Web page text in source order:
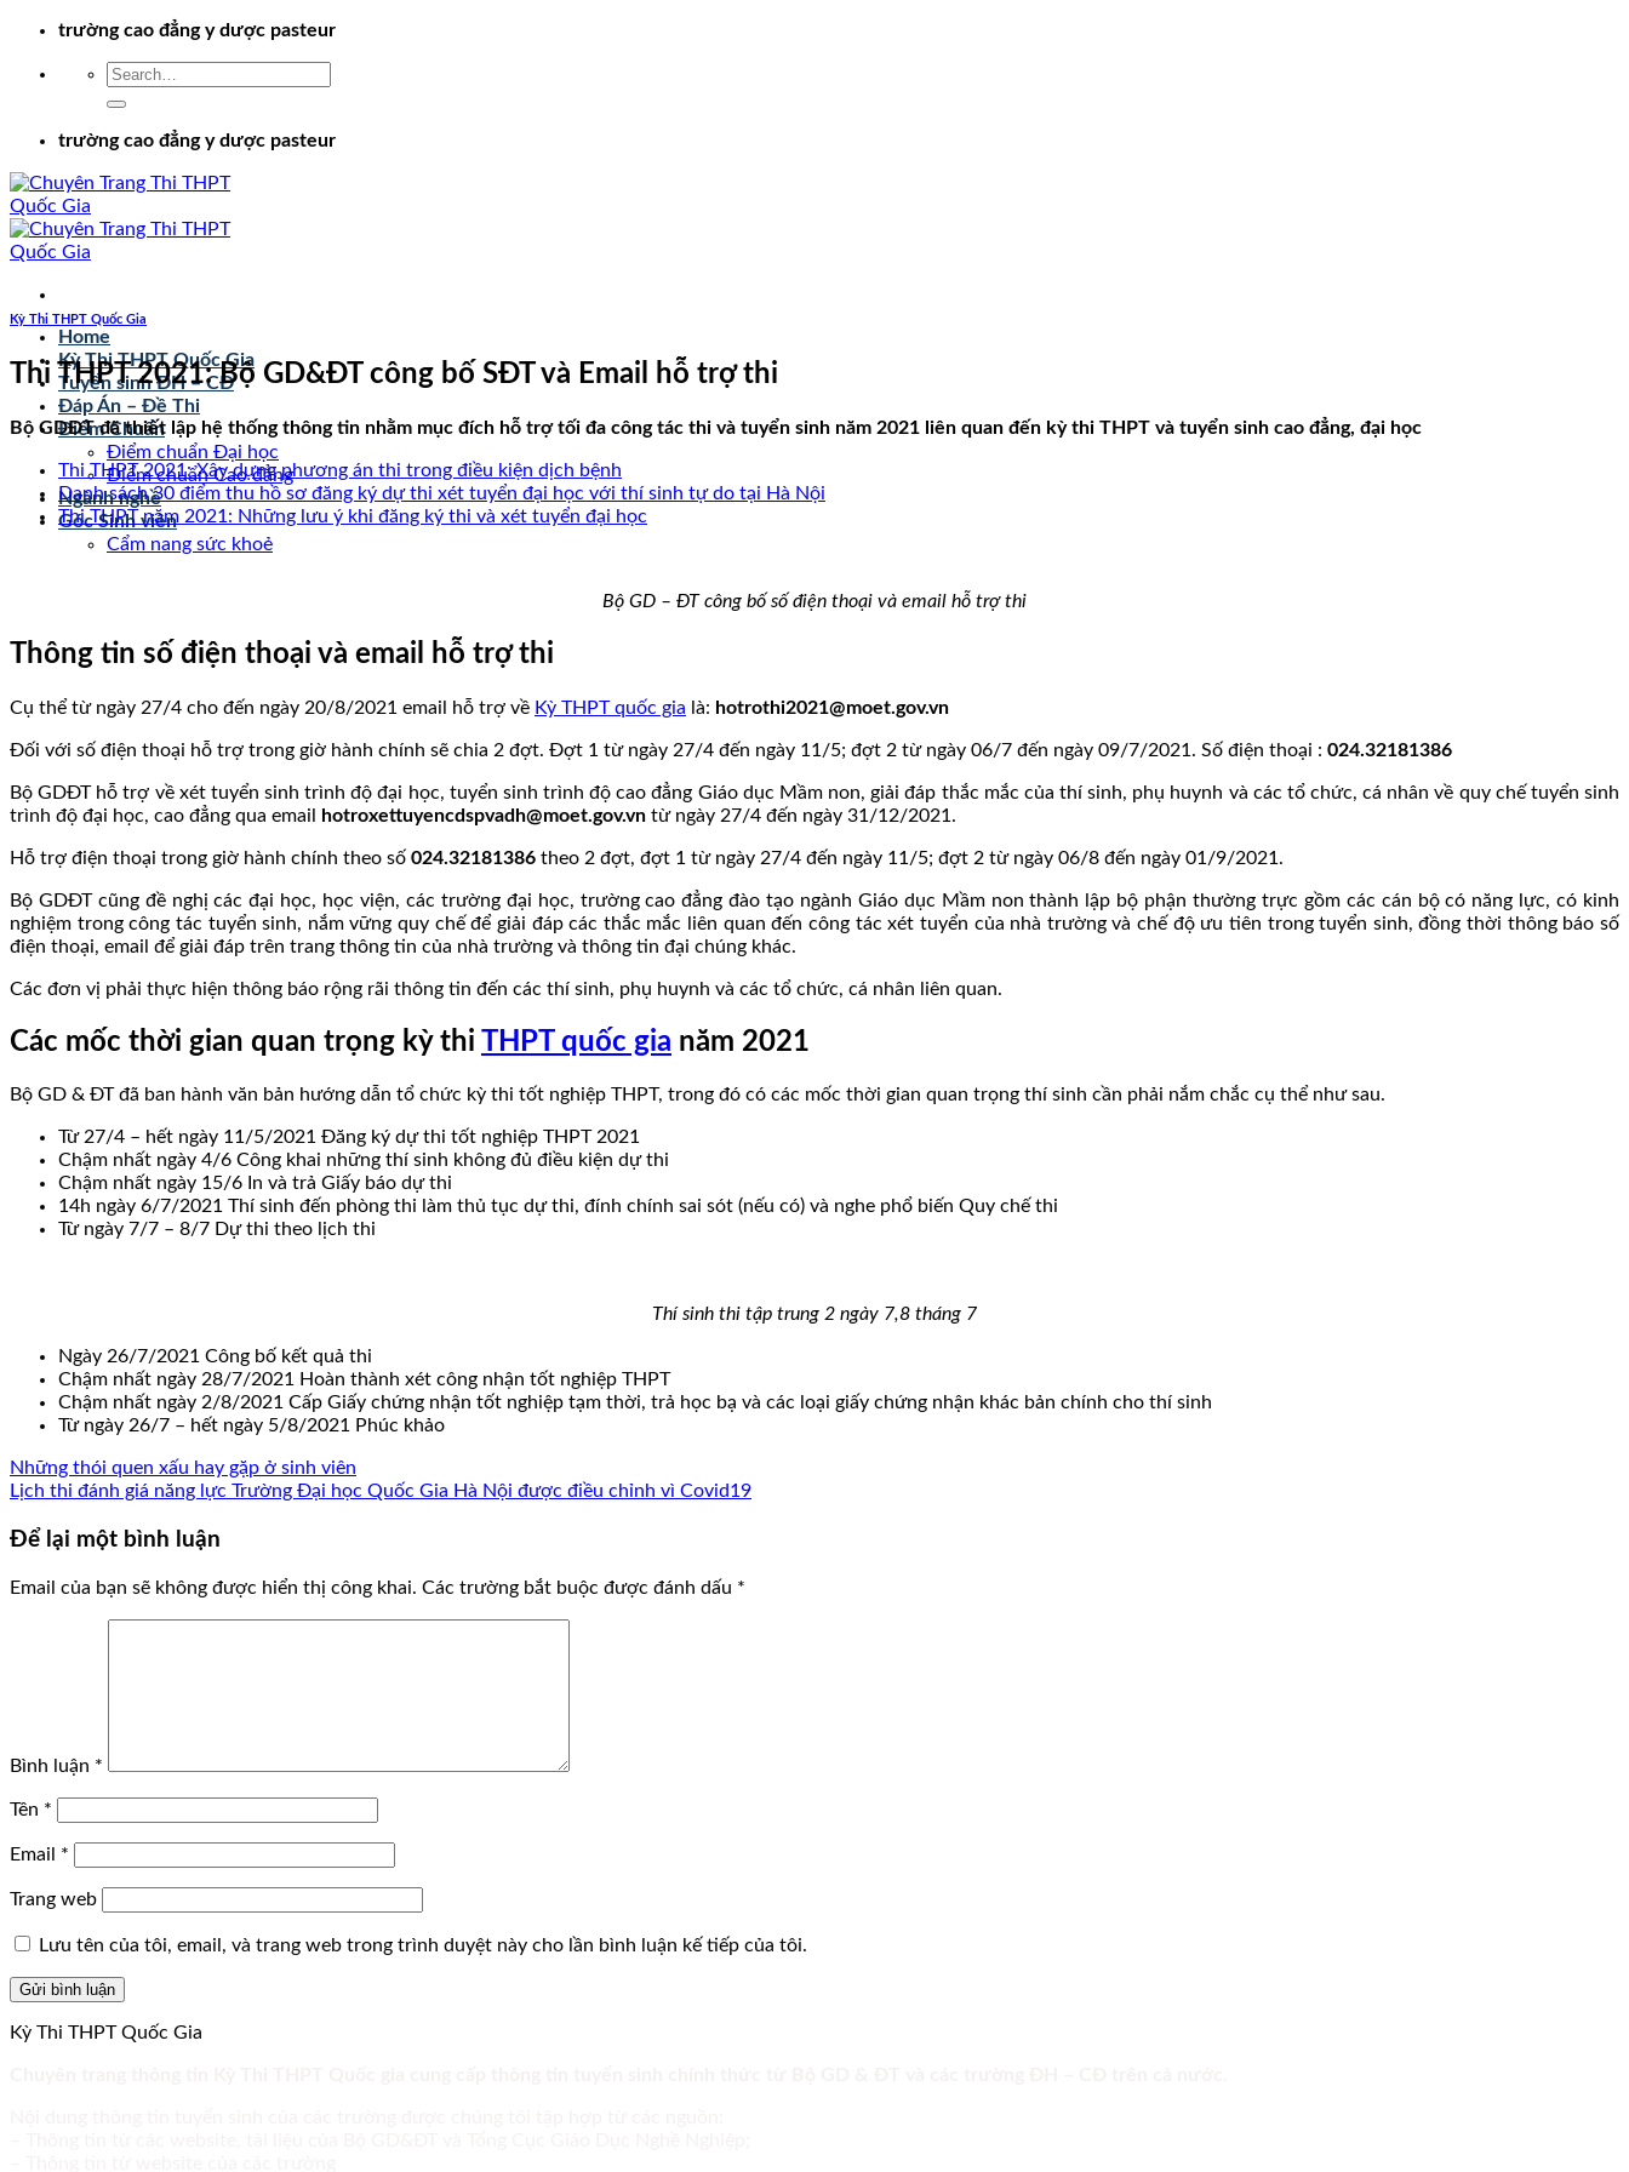
Chuyểntrường cao đẳng y dược pasteur
trường cao đẳng y dược pasteur
Home
Kỳ Thi THPT Quốc Gia
Tuyển sinh ĐH – CĐ
Đáp Án – Đề Thi
Điểm Chuẩn
Điểm chuẩn Đại học
Điểm chuẩn Cao đẳng
Ngành nghề
Góc Sinh viên
Cẩm nang sức khoẻ
Kỳ Thi THPT Quốc Gia
Thi THPT 2021: Bộ GD&ĐT công bố SĐT và Email hỗ trợ thi
Bộ GDĐT đã thiết lập hệ thống thông tin nhằm mục đích hỗ trợ tối đa công tác thi và tuyển sinh năm 2021 liên quan đến kỳ thi THPT và tuyển sinh cao đẳng, đại học
Thi THPT 2021: Xây dựng phương án thi trong điều kiện dịch bệnh
Danh sách 30 điểm thu hồ sơ đăng ký dự thi xét tuyển đại học với thí sinh tự do tại Hà Nội
Thi THPT năm 2021: Những lưu ý khi đăng ký thi và xét tuyển đại học
Bộ GD – ĐT công bố số điện thoại và email hỗ trợ thi
Thông tin số điện thoại và email hỗ trợ thi
Cụ thể từ ngày 27/4 cho đến ngày 20/8/2021 email hỗ trợ về Kỳ THPT quốc gia là: hotrothi2021@moet.gov.vn
Đối với số điện thoại hỗ trợ trong giờ hành chính sẽ chia 2 đợt. Đợt 1 từ ngày 27/4 đến ngày 11/5; đợt 2 từ ngày 06/7 đến ngày 09/7/2021. Số điện thoại : 024.32181386
Bộ GDĐT hỗ trợ về xét tuyển sinh trình độ đại học, tuyển sinh trình độ cao đẳng Giáo dục Mầm non, giải đáp thắc mắc của thí sinh, phụ huynh và các tổ chức, cá nhân về quy chế tuyển sinh
trình độ đại học, cao đẳng qua email
hotroxettuyencdspvadh@moet.gov.vn từ ngày 27/4 đến ngày 31/12/2021.
Hỗ trợ điện thoại trong giờ hành chính theo số 024.32181386 theo 2 đợt, đợt 1 từ ngày 27/4 đến ngày 11/5; đợt 2 từ ngày 06/8 đến ngày 01/9/2021.
Bộ GDĐT cũng đề nghị các đại học, học viện, các trường đại học, trường cao đẳng đào tạo ngành Giáo dục Mầm non thành lập bộ phận thường trực gồm các cán bộ có năng lực, có kinh
nghiệm trong công tác tuyển sinh, nắm vững quy chế để giải đáp các thắc mắc liên quan đến công tác xét tuyển của nhà trường và chế độ ưu tiên trong tuyển sinh, đồng thời thông báo số
điện thoại, email để giải đáp trên trang thông tin của nhà trường và thông tin đại chúng khác.
Các đơn vị phải thực hiện thông báo rộng rãi thông tin đến các thí sinh, phụ huynh và các tổ chức, cá nhân liên quan.
Các mốc thời gian quan trọng kỳ thi THPT quốc gia năm 2021
Bộ GD & ĐT đã ban hành văn bản hướng dẫn tổ chức kỳ thi tốt nghiệp THPT, trong đó có các mốc thời gian quan trọng thí sinh cần phải nắm chắc cụ thể như sau.
Từ 27/4 – hết ngày 11/5/2021 Đăng ký dự thi tốt nghiệp THPT 2021
Chậm nhất ngày 4/6 Công khai những thí sinh không đủ điều kiện dự thi
Chậm nhất ngày 15/6 In và trả Giấy báo dự thi
14h ngày 6/7/2021 Thí sinh đến phòng thi làm thủ tục dự thi, đính chính sai sót (nếu có) và nghe phổ biến Quy chế thi
Từ ngày 7/7 – 8/7 Dự thi theo lịch thi
Thí sinh thi tập trung 2 ngày 7,8 tháng 7
Ngày 26/7/2021 Công bố kết quả thi
Chậm nhất ngày 28/7/2021 Hoàn thành xét công nhận tốt nghiệp THPT
Chậm nhất ngày 2/8/2021 Cấp Giấy chứng nhận tốt nghiệp tạm thời, trả học bạ và các loại giấy chứng nhận khác bản chính cho thí sinh
Từ ngày 26/7 – hết ngày 5/8/2021 Phúc khảo
Những thói quen xấu hay gặp ở sinh viên
Lịch thi đánh giá năng lực Trường Đại học Quốc Gia Hà Nội được điều chỉnh vì Covid19
Để lại một bình luận
Email của bạn sẽ không được hiển thị công khai. Các trường bắt buộc được đánh dấu *
Bình luận *
Tên *
Email *
Trang web
Lưu tên của tôi, email, và trang web trong trình duyệt này cho lần bình luận kế tiếp của tôi.
Kỳ Thi THPT Quốc Gia